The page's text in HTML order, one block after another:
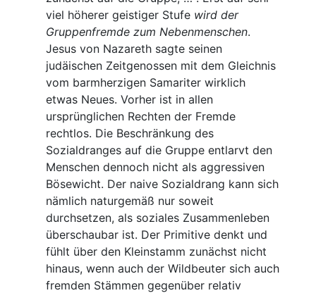
viel höherer geistiger Stufe wird der
Gruppenfremde zum Nebenmenschen.
Jesus von Nazareth sagte seinen
judäischen Zeitgenossen mit dem Gleichnis
vom barmherzigen Samariter wirklich
etwas Neues. Vorher ist in allen
ursprünglichen Rechten der Fremde
rechtlos. Die Beschränkung des
Sozialdranges auf die Gruppe entlarvt den
Menschen dennoch nicht als aggressiven
Bösewicht. Der naive Sozialdrang kann sich
nämlich naturgemäß nur soweit
durchsetzen, als soziales Zusammenleben
überschaubar ist. Der Primitive denkt und
fühlt über den Kleinstamm zunächst nicht
hinaus, wenn auch der Wildbeuter sich auch
fremden Stämmen gegenüber relativ